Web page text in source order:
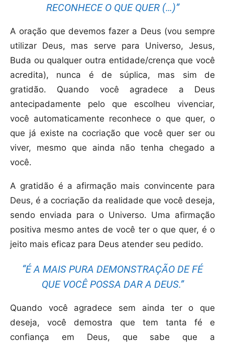
RECONHECE O QUE QUER (…)”
A oração que devemos fazer a Deus (vou sempre
utilizar Deus, mas serve para Universo, Jesus,
Buda ou qualquer outra entidade/crença que você
acredita), nunca é de súplica, mas sim de
gratidão. Quando você agradece a Deus
antecipadamente pelo que escolheu vivenciar,
você automaticamente reconhece o que quer, o
que já existe na cocriação que você quer ser ou
viver, mesmo que ainda não tenha chegado a
você.
A gratidão é a afirmação mais convincente para
Deus, é a cocriação da realidade que você deseja,
sendo enviada para o Universo. Uma afirmação
positiva mesmo antes de você ter o que quer, é o
jeito mais eficaz para Deus atender seu pedido.
“É A MAIS PURA DEMONSTRAÇÃO DE FÉ
QUE VOCÊ POSSA DAR A DEUS.”
Quando você agradece sem ainda ter o que
deseja, você demostra que tem tanta fé e
confiança em Deus, que sabe que a